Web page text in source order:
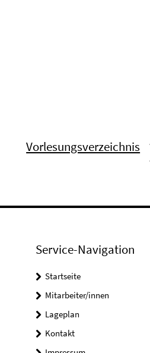
Vorlesungsverzeichnis
Service-Navigation
Startseite
Mitarbeiter/innen
Lageplan
Kontakt